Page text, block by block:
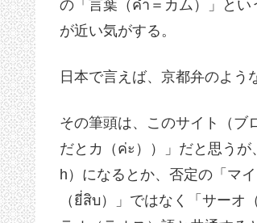
の「言葉（คำ＝カム）」とい
が近い気がする。
日本で言えば、京都弁のよう
その筆頭は、このサイト（ブ
だとカ（ค่ะ））」だと思う
h）になるとか、否定の「マ
（ยี่สิบ）」ではなく「サーオ